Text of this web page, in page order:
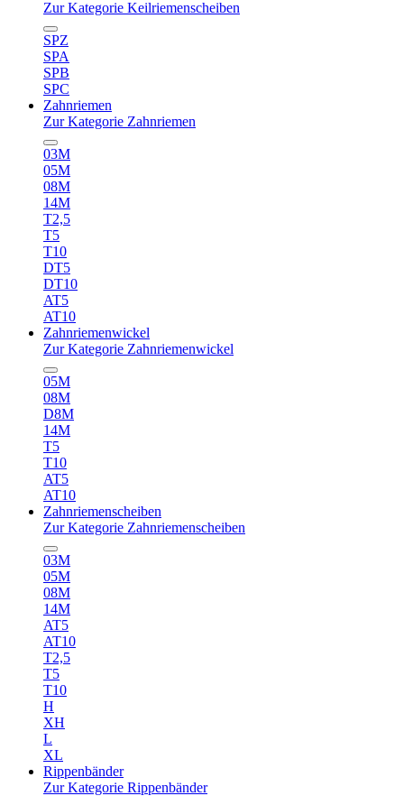
Zur Kategorie Keilriemenscheiben
SPZ
SPA
SPB
SPC
Zahnriemen
Zur Kategorie Zahnriemen
03M
05M
08M
14M
T2,5
T5
T10
DT5
DT10
AT5
AT10
Zahnriemenwickel
Zur Kategorie Zahnriemenwickel
05M
08M
D8M
14M
T5
T10
AT5
AT10
Zahnriemenscheiben
Zur Kategorie Zahnriemenscheiben
03M
05M
08M
14M
AT5
AT10
T2,5
T5
T10
H
XH
L
XL
Rippenbänder
Zur Kategorie Rippenbänder